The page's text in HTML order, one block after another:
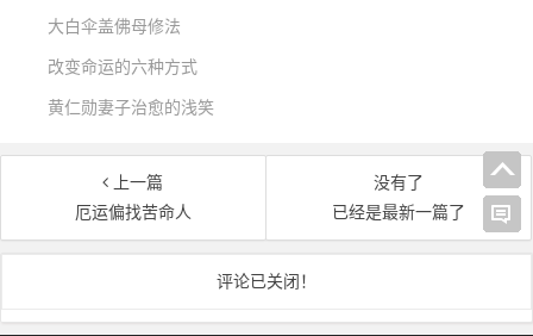
大白伞盖佛母修法
改变命运的六种方式
黄仁勋妻子治愈的浅笑
上一篇
厄运偏找苦命人
没有了
已经是最新一篇了
评论已关闭！